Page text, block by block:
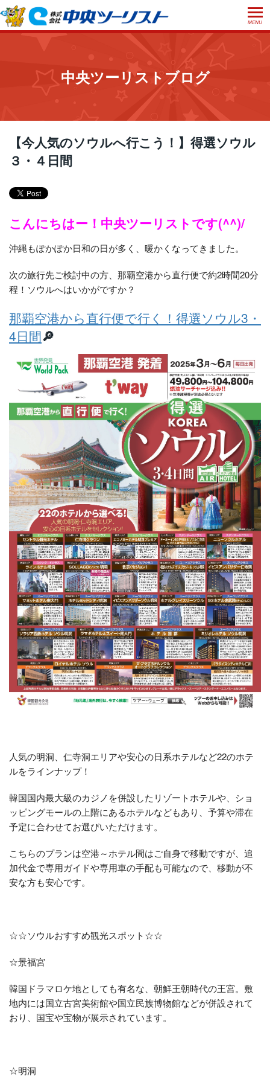
MENU
ご利用案内
お受取り方法について
プライバシーポリシー
ご旅行条件書
中央ツーリストブログ
【今人気のソウルへ行こう！】得選ソウル
３・４日間
こんにちはー！中央ツーリストです(^^)/
沖縄もぽかぽか日和の日が多く、暖かくなってきました。
次の旅行先ご検討中の方、那覇空港から直行便で約2時間20分
程！ソウルへはいかがですか？
那覇空港から直行便で行く！得選ソウル3・
4日間🔎
人気の明洞、仁寺洞エリアや安心の日系ホテルなど22のホテ
ルをラインナップ！
韓国国内最大級のカジノを併設したリゾートホテルや、ショ
ッピングモールの上階にあるホテルなどもあり、予算や滞在
予定に合わせてお選びいただけます。
こちらのプランは空港～ホテル間はご自身で移動ですが、追
加代金で専用ガイドや専用車の手配も可能なので、移動が不
安な方も安心です。
☆☆ソウルおすすめ観光スポット☆☆
☆景福宮
韓国ドラマロケ地としても有名な、朝鮮王朝時代の王宮。敷
地内には国立古宮美術館や国立民族博物館などが併設されて
おり、国宝や宝物が展示されています。
☆明洞